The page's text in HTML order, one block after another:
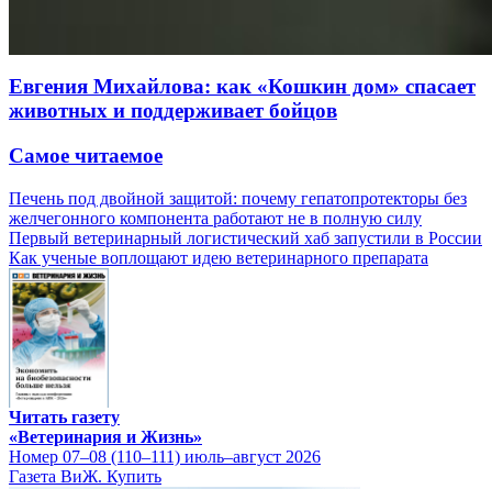
Евгения Михайлова: как «Кошкин дом» спасает
животных и поддерживает бойцов
Самое читаемое
Печень под двойной защитой: почему гепатопротекторы без
желчегонного компонента работают не в полную силу
Первый ветеринарный логистический хаб запустили в России
Как ученые воплощают идею ветеринарного препарата
Читать газету
«Ветеринария и Жизнь»
Номер 07–08 (110–111) июль–август 2026
Газета ВиЖ. Купить